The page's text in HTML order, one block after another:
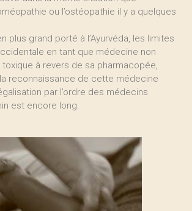
ou l’ostéopathie il y a quelques
plus grand porté à l’Ayurvéda, les limites
en tant que médecine non
à revers de sa pharmacopée,
reconnaissance de cette médecine
par l’ordre des médecins
est encore long.